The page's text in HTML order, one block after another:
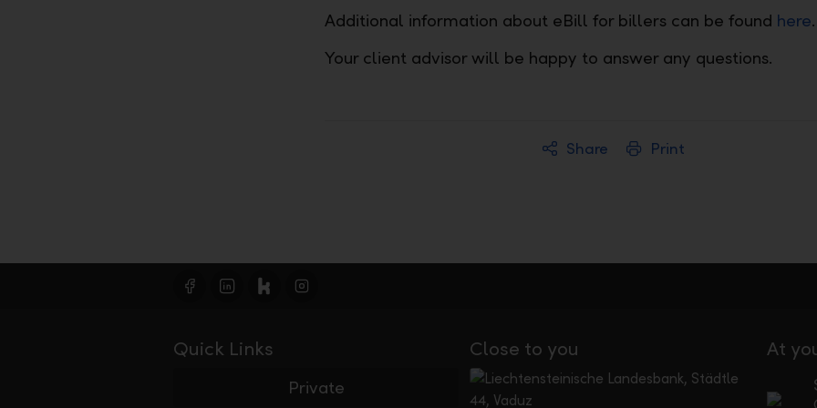
Additional information about eBill for billers can be found here.
Your client advisor will be happy to answer any questions.
Share Print
At
Close to you
Quick Links
Private